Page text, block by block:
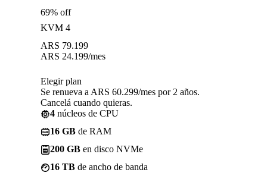
69% off
KVM 4
ARS 79.199
ARS 24.199/mes
Elegir plan
Se renueva a ARS 60.299/mes por 2 años.
Cancelá cuando quieras.
4 núcleos de CPU
16 GB de RAM
200 GB en disco NVMe
16 TB de ancho de banda